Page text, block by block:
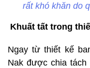
rất khó khăn do
Khuất tất trong
Ngay từ thiết kế
Nak được chia